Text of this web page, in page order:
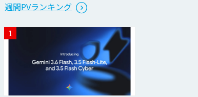
週間PVランキング